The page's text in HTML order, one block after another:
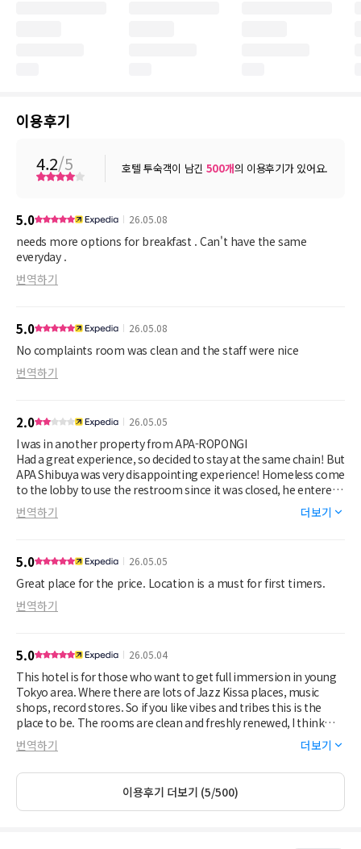
이용후기
4.2/5 호텔 투숙객이 남긴 500개의 이용후기가 있어요.
5.0 26.05.08
needs more options for breakfast . Can't have the same
everyday .
번역하기
5.0 26.05.08
No complaints room was clean and the staff were nice
번역하기
2.0 26.05.05
I was in another property from APA-ROPONGI
Had a great experience, so decided to stay at the same chain! But
APA Shibuya was very disappointing experience! Homeless come
to the lobby to use the restroom since it was closed, he entered
the elevator and peed on it! The main entrance should have a
card entry only for guests. THE BREAKFAST WAS VERY LIMITED!
번역하기 더보기
5.0 26.05.05
Great place for the price. Location is a must for first timers.
번역하기
5.0 26.05.04
This hotel is for those who want to get full immersion in young
Tokyo area. Where there are lots of Jazz Kissa places, music
shops, record stores. So if you like vibes and tribes this is the
place to be. The rooms are clean and freshly renewed, I think
they renew the furnishing of the rooms in 2024. If you need to do
your loundry you have place at 2nd floor to do it with just coins.
And breakfast area is nice.
번역하기 더보기
이용후기 더보기 (5/500)